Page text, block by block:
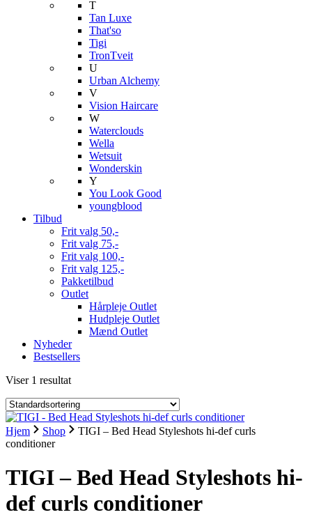
T
Tan Luxe
That'so
Tigi
TronTveit
U
Urban Alchemy
V
Vision Haircare
W
Waterclouds
Wella
Wetsuit
Wonderskin
Y
You Look Good
youngblood
Tilbud
Frit valg 50,-
Frit valg 75,-
Frit valg 100,-
Frit valg 125,-
Pakketilbud
Outlet
Hårpleje Outlet
Hudpleje Outlet
Mænd Outlet
Nyheder
Bestsellers
Viser 1 resultat
Hjem Shop
TIGI – Bed Head Styleshots hi-def curls
conditioner
TIGI – Bed Head Styleshots hi-
def curls conditioner